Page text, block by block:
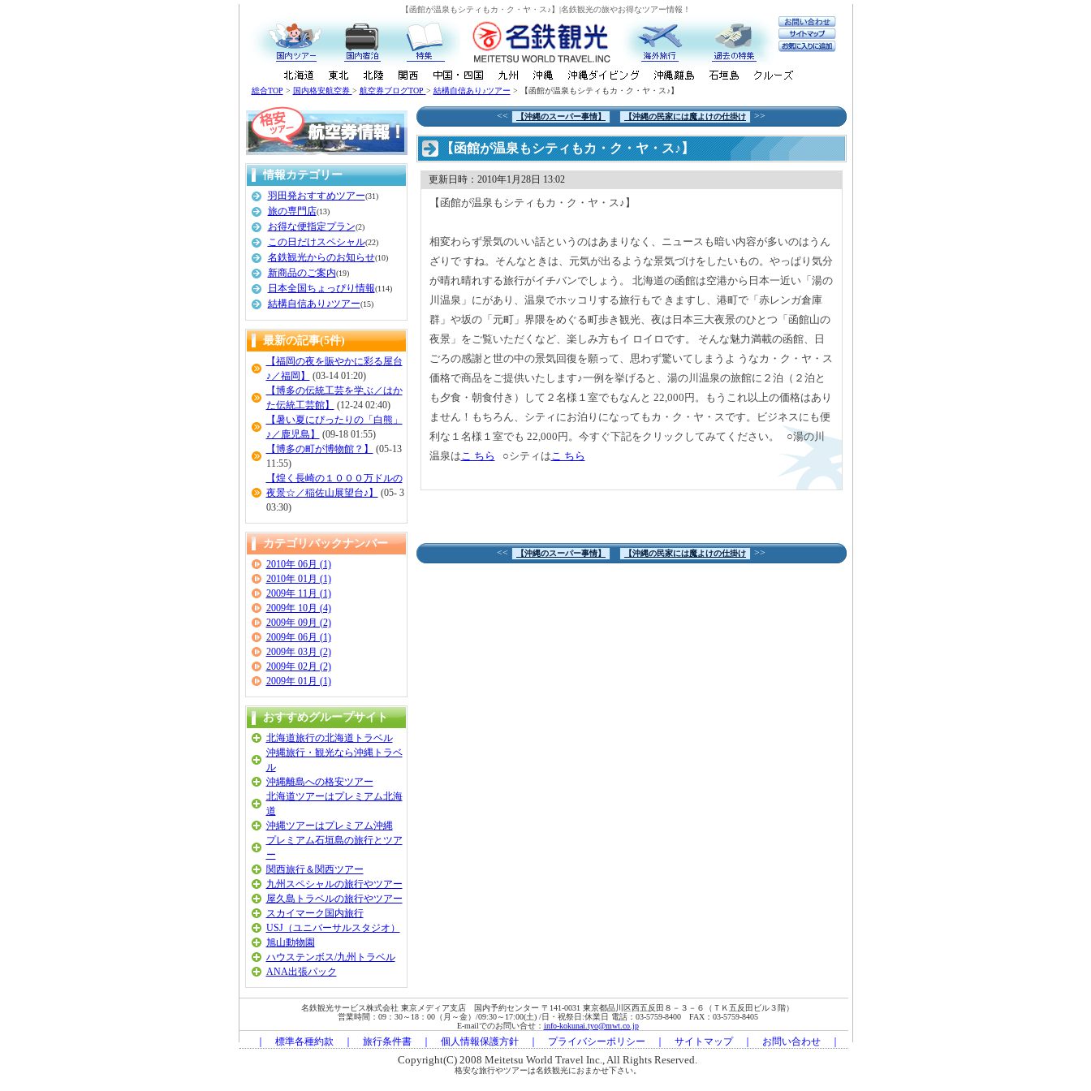
【函館が温泉もシティもカ・ク・ヤ・ス♪】|名鉄観光の旅やお得なツアー情報！
総合TOP > 国内格安航空券 > 航空券ブログTOP > 結構自信あり♪ツアー > 【函館が温泉もシティもカ・ク・ヤ・ス♪】
情報カテゴリー
羽田発おすすめツアー(31)
旅の専門店(13)
お得な便指定プラン(2)
この日だけスペシャル(22)
名鉄観光からのお知らせ(10)
新商品のご案内(19)
日本全国ちょっぴり情報(114)
結構自信あり♪ツアー(15)
最新の記事(5件)
【福岡の夜を賑やかに彩る屋台
♪／福岡】
(03-14 01:20)
【博多の伝統工芸を学ぶ／はか
た伝統工芸館】
(12-24 02:40)
【暑い夏にぴったりの「白熊」
♪／鹿児島】
(09-18 01:55)
【博多の町が博物館？】
(05-13
11:55)
【煌く長崎の１０００万ドルの
夜景☆／稲佐山展望台♪】
(05- 3
03:30)
カテゴリバックナンバー
2010年 06月 (1)
2010年 01月 (1)
2009年 11月 (1)
2009年 10月 (4)
2009年 09月 (2)
2009年 06月 (1)
2009年 03月 (2)
2009年 02月 (2)
2009年 01月 (1)
おすすめグループサイト
北海道旅行の北海道トラベル
沖縄旅行・観光なら沖縄トラベ
ル
沖縄離島への格安ツアー
北海道ツアーはプレミアム北海
道
沖縄ツアーはプレミアム沖縄
プレミアム石垣島の旅行とツア
ー
関西旅行＆関西ツアー
九州スペシャルの旅行やツアー
屋久島トラベルの旅行やツアー
スカイマーク国内旅行
USJ（ユニバーサルスタジオ）
旭山動物園
ハウステンボス/九州トラベル
ANA出張パック
<< 【沖縄のスーパー事情】 【沖縄の民家には魔よけの仕掛け >>
【函館が温泉もシティもカ・ク・ヤ・ス♪】
更新日時：2010年1月28日 13:02
【函館が温泉もシティもカ・ク・ヤ・ス♪】
相変わらず景気のいい話というのはあまりなく、ニュースも暗い内容が多いのはうん
ざりで すね。そんなときは、元気が出るような景気づけをしたいもの。やっぱり気分
が晴れ晴れする旅行がイチバンでしょう。
北海道の函館は空港から日本一近い「湯の
川温泉」にがあり、温泉でホッコリする旅行もで きますし、港町で「赤レンガ倉庫
群」や坂の「元町」界隈をめぐる町歩き観光、夜は日本三大夜景のひとつ「函館山の
夜景」をご覧いただくなど、楽しみ方もイ ロイロです。
そんな魅力満載の函館、日
ごろの感謝と世の中の景気回復を願って、思わず驚いてしまうよ うなカ・ク・ヤ・ス
価格で商品をご提供いたします♪一例を挙げると、湯の川温泉の旅館に２泊（２泊と
も夕食・朝食付き）して２名様１室でもなんと 22,000円。もうこれ以上の価格はあり
ません！もちろん、シティにお泊りになってもカ・ク・ヤ・スです。ビジネスにも便
利な１名様１室でも 22,000円。今すぐ下記をクリックしてみてください。
○湯の川
温泉はこ ちら ○シティはこ ちら
<< 【沖縄のスーパー事情】 【沖縄の民家には魔よけの仕掛け >>
名鉄観光サービス株式会社 東京メディア支店 国内予約センター 〒141-0031 東京都品川区西五反田８－３－６（ＴＫ五反田ビル３階）
営業時間：09：30～18：00（月～金）/09:30～17:00(土) /日・祝祭日:休業日 電話：03-5759-8400 FAX：03-5759-8405
E-mailでのお問い合せ： info-kokunai.tyo@mwt.co.jp
標準各種約款 旅行条件書｜ 個人情報保護方針｜ プライバシーポリシー サイトマップ｜ お問い合わせ｜
Copyright(C) 2008 Meitetsu World Travel Inc., All Rights Reserved.
格安な旅行やツアーは名鉄観光におまかせ下さい。